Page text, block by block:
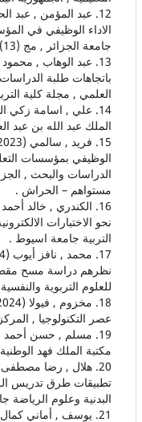
الاداء الوظيفي في
جامعة الجزائر , مج (13) ع (1)
باتجاهات طلبة
العلمي , مجلة كلية التربية
الملك عبد الله بن عبد
الوظيفي بمؤسسات
الدراسات والبحث ,
مستواهم – الحراش .
التربية جامعة اسيوط .
للعلوم التربوية
عصر التكنولوجيا ,
مكتبة الملك فهد الوطنية
تطبيقات طرق تدريس
البدنية وعلوم الرياضة جامعة